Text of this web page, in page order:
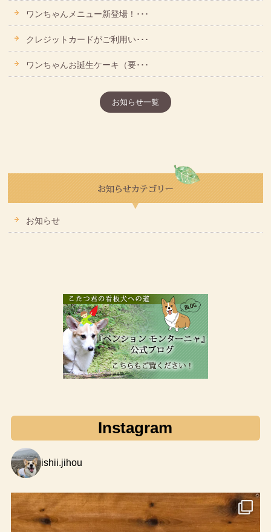
ワンちゃんメニュー新登場！･･･
クレジットカードがご利用い･･･
ワンちゃんお誕生ケーキ（要･･･
お知らせ一覧
お知らせ
Instagram
ishii.jihou